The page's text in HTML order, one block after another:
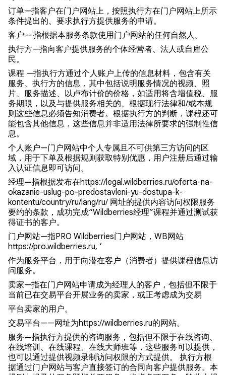
订单—指客户在门户网站上，按照执行方在门户网站上所示
条件提出的、要求执行方提供服务的申请。
客户— 指根据本服务条款使用门户网站的任何自然人。
执行方—指向客户提供服务的个体经营者、法人或自雇公
民。
课程 —指执行方通过个人账户上传的信息材料，包含有关
服务、执行方的信息，其中包括说明服务情况的视频、照
片、服务描述、以卢布计价的价格，如适用将含增值税、服
务期限，以及与提供服务相关的、根据现行法律和/或本规
则这些信息必须告知消费者。根据执行方的判断，课程还可
能包含其他信息，这些信息并非适用法律所要求的强制性信
息。
个人账户—门户网站中个人专属且不可供第三方访问的区
域，用于下单及根据规则获取特别优惠，用户注册后通过输
入认证信息即可访问。
经理—指根据发布在https://legal.wildberries.ru/oferta-na-
okazanie-uslug-po-predostavleni-yu-dostupa-k-
kontentu/country/ru/lang/ru/ 网址的提供内容访问权限服务
要约的条款，成功完成“Wildberries经理”课程并通过测试获
得证书的客户。
门户网站—指PRO Wildberries门户网站，WB网站
https://pro.wildberries.ru, ‘
作为服务平台，用于向潜在客户（消费者）提供课程信息访
问服务。
卖家—指在门户网站申请成为经理人的客户，包括但不限于
当前已在交易平台开展业务的卖家，或正考虑成为交易
平台卖家的用户。
交易平台——网址为https://wildberries.ru的网站。
服务—指执行方提供的咨询服务，包括但不限于在线咨询、
在线培训、在线课程、在线大师班等，这些服务可以提供，
也可以通过提供视频录制访问权限的方式提供。 执行方根
据通过门户网站与客户直接签订的合同向客户提供服务。本